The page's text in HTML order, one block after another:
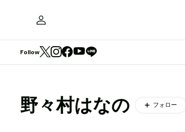
Follow
野々村はなの フォロー